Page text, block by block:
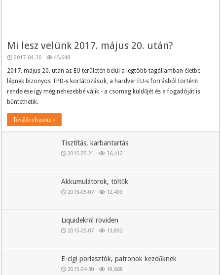
Mi lesz velünk 2017. május 20. után?
2017-04-30 45,648
2017. május 20. után az EU területén belül a legtöbb tagállamban életbe
lépnek bizonyos TPD-s korlátozások, a hardver EU-s forrásból történő
rendelése így még nehezebbé válik - a csomag küldőjét és a fogadóját is
büntethetik.
Tovább olvasom »
Tisztítás, karbantartás
2015-05-21 36,412
Akkumulátorok, töltők
2015-05-07 12,499
Liquidekről röviden
2015-05-07 13,892
E-cigi porlasztók, patronok kezdőknek
2015-04-30 19,668